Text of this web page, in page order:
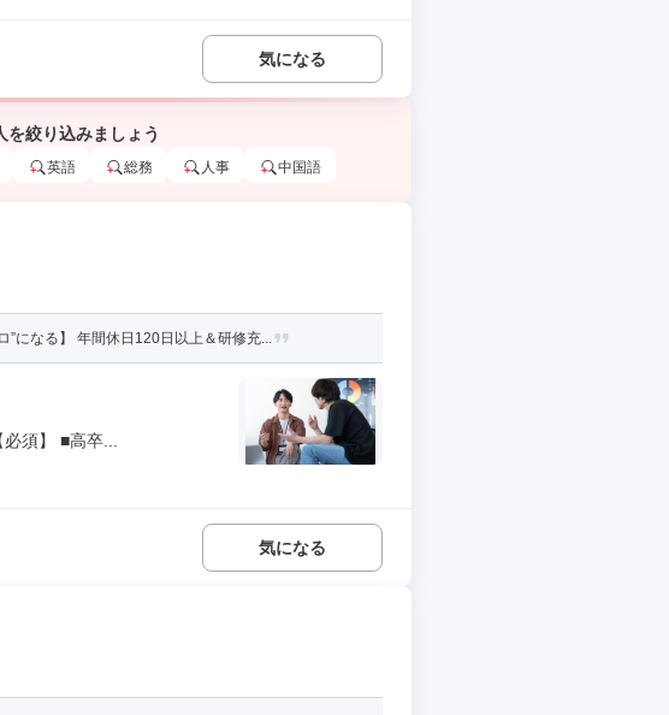
気になる
を絞り込みましょう
英語 総務 人事 中国語
”になる】 年間休日120日以上＆研修充...
須】 ■高卒...
気になる